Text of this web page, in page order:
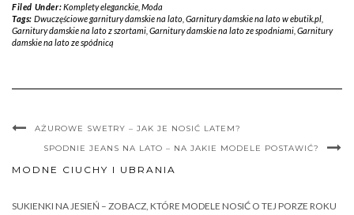
Filed Under:Komplety eleganckie, Moda
Tags: Dwuczęściowe garnitury damskie na lato, Garnitury damskie na lato w ebutik.pl,
Garnitury damskie na lato z szortami Garnitury damskie na lato ze spodniami Garnitury
damskie na lato ze spódnicą
AŻUROWE SWETRY – JAK JE NOSIĆ LATEM?
SPODNIE JEANS NA LATO – NA JAKIE MODELE POSTAWIĆ?
MODNE CIUCHY I UBRANIA
SUKIENKI NA JESIEŃ – ZOBACZ, KTÓRE MODELE NOSIĆ O TEJ PORZE ROKU